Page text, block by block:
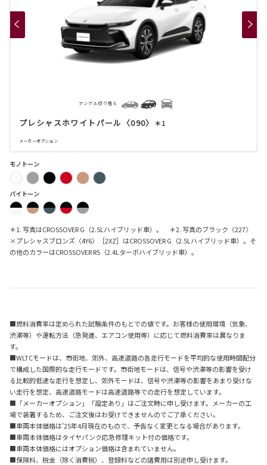
プレシャスホワイトパール〈090〉 ＊1
メーカーオプション
アングル切り替え
モノトーン
バイトーン
＊1. 写真はCROSSOVER G（2.5Lハイブリッド車）。 ＊2. 写真のブラック〈227〉
×プレシャスブロンズ〈4Y6〉［2XZ］はCROSSOVER G（2.5Lハイブリッド車）。そ
の他のカラーはCROSSOVER RS（2.4Lターボハイブリッド車）。
■燃料消費率は定められた試験条件のもとでの値です。お客様の使用環境（気象、
渋滞等）や運転方法（急発進、エアコン使用等）に応じて燃料消費率は異なりま
す。
■WLTCモードは、市街地、郊外、高速道路の各走行モードを平均的な使用時間配分
で構成した国際的な走行モードです。市街地モードは、信号や渋滞等の影響を受け
る比較的低速な走行を想定し、郊外モードは、信号や渋滞等の影響をあまり受けな
い走行を想定、高速道路モードは高速道路等での走行を想定しています。
■「メーカーオプション」「設定あり」はご注文時に申し受けます。メーカーの工
場で装着するため、ご注文後はお受けできませんのでご了承ください。
■車両本体価格は'25年4月現在のもので、予告なく変更となる場合があります。
■車両本体価格はタイヤパンク応急修理キット付の価格です。
■車両本体価格にはオプション価格は含まれていません。
■保険料、税金（除く消費税）、登録料などの諸費用は別途申し受けます。